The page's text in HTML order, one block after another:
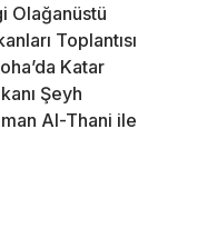
Olağanüstü
Toplantısı
Katar
Şeyh
Al-Thani ile